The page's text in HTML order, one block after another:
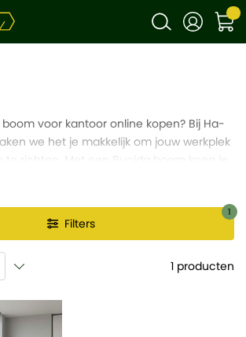
voor kantoor online kopen? Bij Ha-
we het je makkelijk om jouw werkplek
plant, maar kies je ook voor een
kantoorplant aan met een
een handige watermeter. Hierdoor
om het onderhoud zelf te doen of dit
team over te laten. Zo geniet je altijd
kantoor zonder extra zorgen.
water en veel direct zonlicht
Filters
1
1 producten